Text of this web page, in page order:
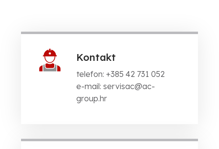
Kontakt
telefon: +385 42 731 052
e-mail: servisac@ac-
group.hr